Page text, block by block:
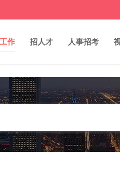
作 招人才 人事招考